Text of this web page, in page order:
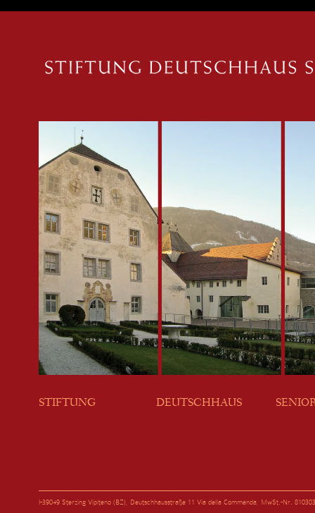
STIFTUNG DEUTSCHHAUS
I-39049 Sterzing Vipiteno (BZ), Deutschhausstraße 11 Via della Commenda, MwSt.-Nr.